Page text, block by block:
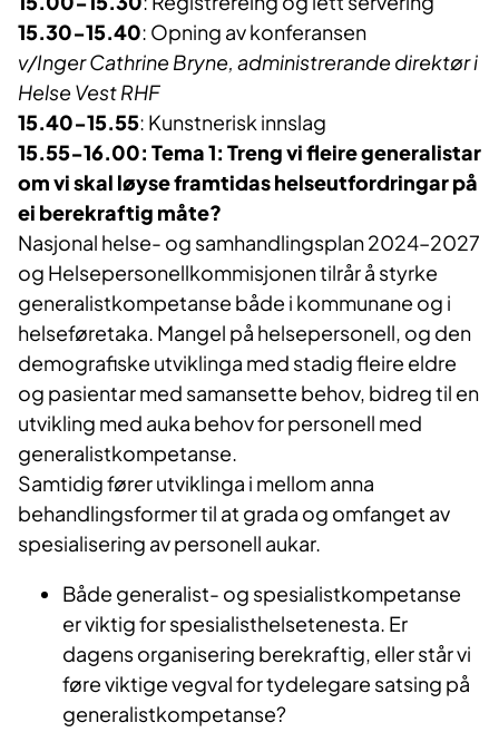
15.30-15.40: Opning av konferansen
v/Inger Cathrine Bryne, administrerande direktør i
Helse Vest RHF
15.40-15.55: Kunstnerisk innslag
15.55-16.00: Tema 1: Treng vi fleire generalistar
om vi skal løyse framtidas helseutfordringar på
ei berekraftig måte?
Nasjonal helse- og samhandlingsplan 2024–2027
og Helsepersonellkommisjonen tilrår å styrke
generalistkompetanse både i kommunane og i
helseføretaka. Mangel på helsepersonell, og den
demografiske utviklinga med stadig fleire eldre
og pasientar med samansette behov, bidreg til en
utvikling med auka behov for personell med
generalistkompetanse.
Samtidig fører utviklinga i mellom anna
behandlingsformer til at grada og omfanget av
spesialisering av personell aukar.
Både generalist- og spesialistkompetanse
er viktig for spesialisthelsetenesta. Er
dagens organisering berekraftig, eller står vi
føre viktige vegval for tydelegare satsing på
generalistkompetanse?